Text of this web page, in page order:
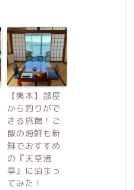
【熊本】部屋
から釣りがで
きる旅館！ご
飯の海鮮も新
鮮でおすすめ
の『天草渚
亭』に泊まっ
てみた！